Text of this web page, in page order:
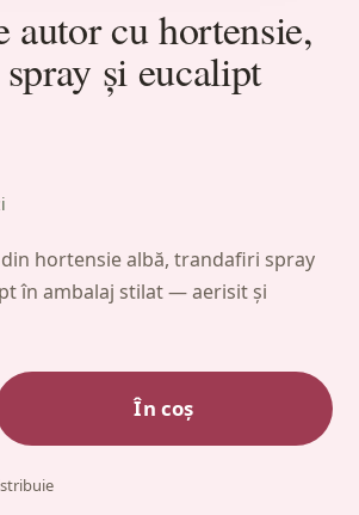
autor cu hortensie,
și eucalipt
hortensie albă, trandafiri spray
în ambalaj stilat — aerisit și
În coș